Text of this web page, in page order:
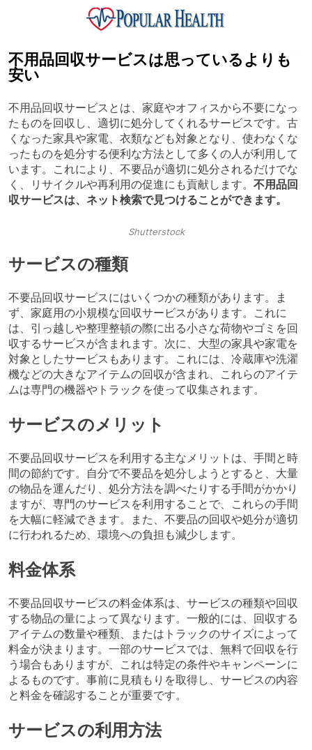
Popular Health
不用品回収サービスは思っているよりも
安い
不用品回収サービスとは、家庭やオフィスから不要になっ
たものを回収し、適切に処分してくれるサービスです。古
くなった家具や家電、衣類なども対象となり、使わなくな
ったものを処分する便利な方法として多くの人が利用して
います。これにより、不要品が適切に処分されるだけでな
く、リサイクルや再利用の促進にも貢献します。 不用品回
収サービスは、ネット検索で見つけることができます。
Shutterstock
サービスの種類
不要品回収サービスにはいくつかの種類があります。ま
ず、家庭用の小規模な回収サービスがあります。これに
は、引っ越しや整理整頓の際に出る小さな荷物やゴミを回
収するサービスが含まれます。次に、大型の家具や家電を
対象としたサービスもあります。これには、冷蔵庫や洗濯
機などの大きなアイテムの回収が含まれ、これらのアイテ
ムは専門の機器やトラックを使って収集されます。
サービスのメリット
不要品回収サービスを利用する主なメリットは、手間と時
間の節約です。自分で不要品を処分しようとすると、大量
の物品を運んだり、処分方法を調べたりする手間がかかり
ますが、専門のサービスを利用することで、これらの手間
を大幅に軽減できます。また、不要品の回収や処分が適切
に行われるため、環境への負担も減少します。
料金体系
不要品回収サービスの料金体系は、サービスの種類や回収
する物品の量によって異なります。一般的には、回収する
アイテムの数量や種類、またはトラックのサイズによって
料金が決まります。一部のサービスでは、無料で回収を行
う場合もありますが、これは特定の条件やキャンペーンに
よるものです。事前に見積もりを取得し、サービスの内容
と料金を確認することが重要です。
サービスの利用方法